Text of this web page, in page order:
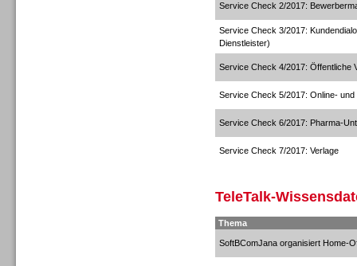
Service Check 2/2017:
Service Check 3/2017:
Dienstleister)
Service Check 4/2017: Öffentliche
Service Check 5/2017: Online- und
Service Check 6/2017: Pharma-
Service Check 7/2017: Verlage
TeleTalk-
Thema
SoftBComJana organisiert Home-